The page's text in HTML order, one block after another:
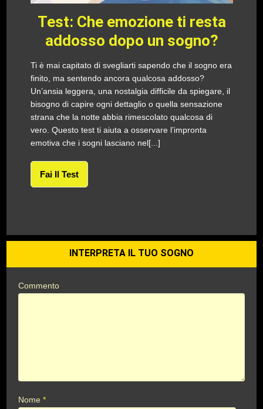
Test: Che emozione ti resta
addosso dopo un sogno?
Ti è mai capitato di svegliarti sapendo che il sogno era
finito, ma sentendo ancora qualcosa addosso?
Un’ansia leggera, una nostalgia difficile da spiegare, il
bisogno di capire ogni dettaglio o quella sensazione
strana che la notte abbia rimescolato qualcosa di
vero. Questo test ti aiuta a osservare l’impronta
emotiva che i sogni lasciano nel[...]
Fai Il Test
INTERPRETA IL TUO SOGNO
Commento
Nome*